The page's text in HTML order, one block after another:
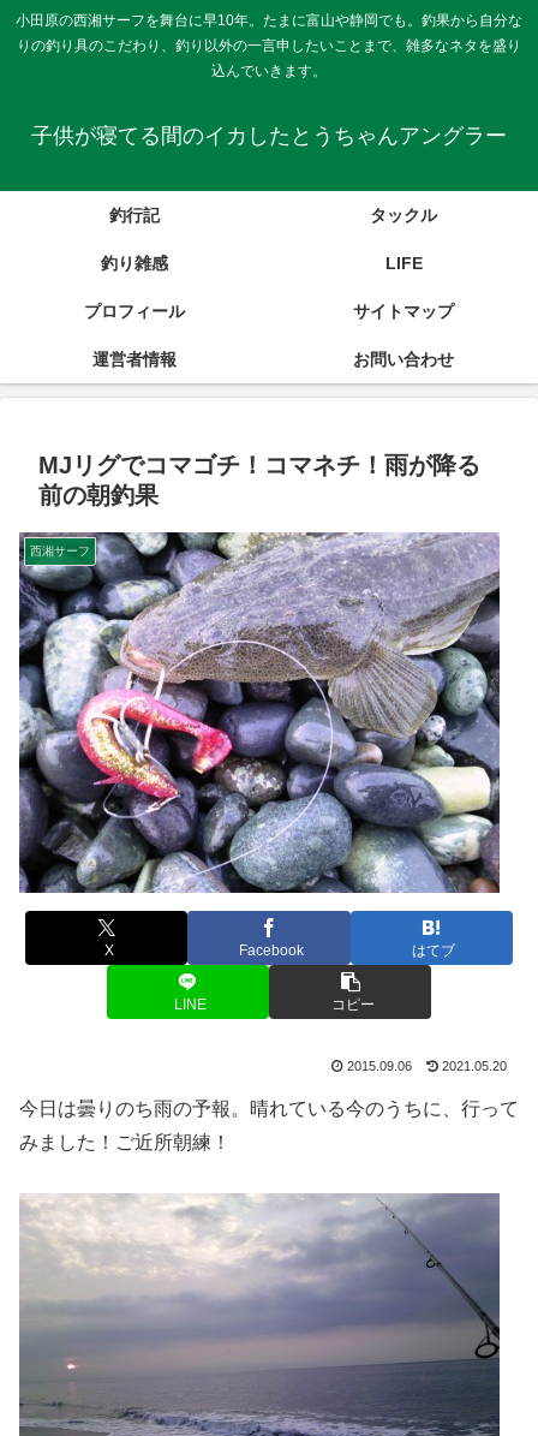
小田原の西湘サーフを舞台に早10年。たまに富山や静岡でも。釣果から自分な
りの釣り具のこだわり、釣り以外の一言申したいことまで、雑多なネタを盛り
込んでいきます。
子供が寝てる間のイカしたとうちゃんアングラー
釣行記 タックル
釣り雑感 LIFE
プロフィール サイトマップ
運営者情報 お問い合わせ
MJリグでコマゴチ！コマネチ！雨が降る
前の朝釣果
西湘サーフ
X Facebook はてブ
LINE コピー
2015.09.06 2021.05.20
今日は曇りのち雨の予報。晴れている今のうちに、行って
みました！ご近所朝練！